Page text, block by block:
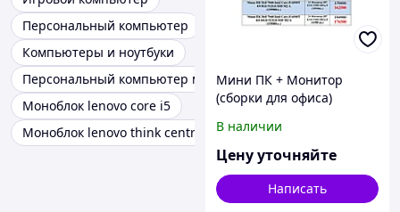
Персональный компьютер
Компьютеры и ноутбуки
Персональный компьютер моноблок
Моноблок lenovo core i5
Моноблок lenovo think centre neo 30a 23
Мини ПК + Монитор
(сборки для офиса)
В наличии
Цену уточняйте
Написать